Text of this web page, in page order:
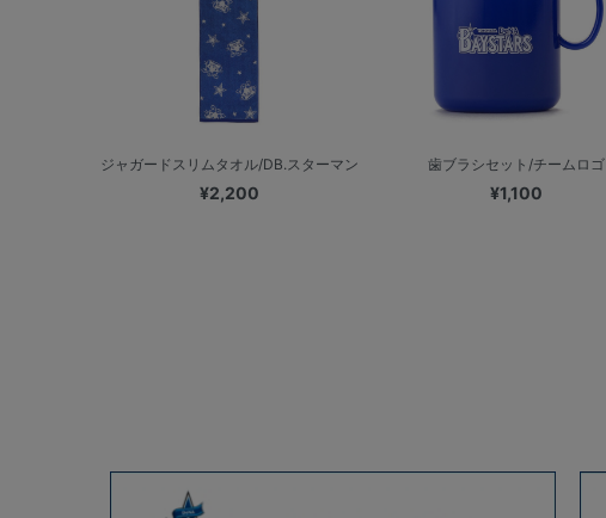
ジャガードスリムタオル/DB.スターマン
¥2,200
歯ブラシセット/チームロゴ
¥1,100